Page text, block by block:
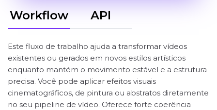
Workflow API
Este fluxo de trabalho ajuda a transformar vídeos
existentes ou gerados em novos estilos artísticos
enquanto mantém o movimento estável e a estrutura
precisa. Você pode aplicar efeitos visuais
cinematográficos, de pintura ou abstratos diretamente
no seu pipeline de vídeo. Oferece forte coerência